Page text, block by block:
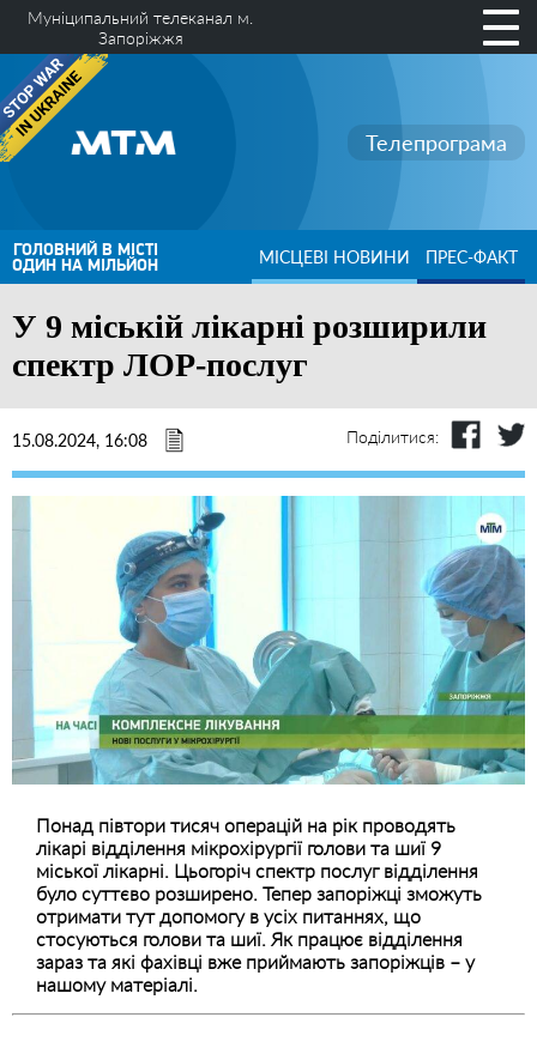
Муніципальний телеканал м.
Запоріжжя
Телепрограма
ГОЛОВНИЙ В МІСТІ
ОДИН НА МІЛЬЙОН МІСЦЕВІ НОВИНИ ПРЕС-ФАКТ
У 9 міській лікарні розширили
спектр ЛОР-послуг
15.08.2024, 16:08 Поділитися:
Понад півтори тисяч операцій на рік проводять
лікарі відділення мікрохірургії голови та шиї 9
міської лікарні. Цьогоріч спектр послуг відділення
було суттєво розширено. Тепер запоріжці зможуть
отримати тут допомогу в усіх питаннях, що
стосуються голови та шиї. Як працює відділення
зараз та які фахівці вже приймають запоріжців – у
нашому матеріалі.